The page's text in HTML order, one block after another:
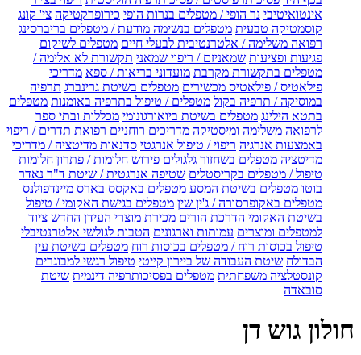
אינטואיטיבי נר הופי / מטפלים בנרות הופי כירופרקטיקה צי' קונג
קוסמטיקה טבעית מטפלים בנשימה מודעת / מטפלים בריברסינג
רפואה משלימה / אלטרנטיבית לבעלי חיים מטפלים לשיקום
פגיעות ופציעות שמאניזם / ריפוי שמאני תקשורת לא אלימה /
מטפלים בתקשורת מקרבת מועדוני בריאות / ספא מדריכי
פילאטיס / פילאטיס מכשירים מטפלים בשיטת גרינברג תרפיה
במוסיקה / תרפיה בקול מטפלים / טיפול בתרפיה באומנות מטפלים
בתטא הילינג מטפלים בשיטת ביואורגונומי מכללות ובתי ספר
לרפואה משלימה ומיסטיקה מדריכים רוחניים רפואת תדרים / ריפוי
באמצעות אנרגיה ריפוי / טיפול אנרגטי סדנאות מדיטציה / מדריכי
מדיטציה מטפלים בשחזור גלגולים פירוש חלומות / פתרון חלומות
טיפול / מטפלים בקריסטלים שטיפה אנרגטית / שיטת ד"ר נאדר
בוטו מטפלים בשיטת המסע מטפלים באקסס בארס מיינדפולנס
מטפלים באקופרסורה / ג'ין שין מטפלים בגישת האקומי / טיפול
בשיטת האקומי הדרכת הורים מכירת מוצרי העידן החדש ציוד
למטפלים ומוצרים עמותות וארגונים הטבות לגולשי אלטרנטיבלי
טיפול בכוסות רוח / מטפלים בכוסות רוח מטפלים בשיטת עין
הבדולח שיטת העבודה של ביירון קייטי טיפול רגשי למבוגרים
קונסטלציה משפחתית מטפלים בפסיכותרפיה דינמית שיטת
סובאדה
חולון גוש דן